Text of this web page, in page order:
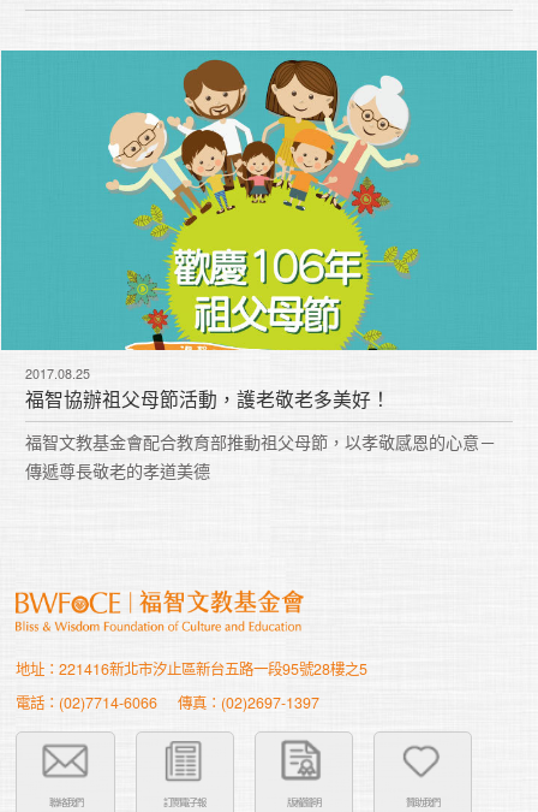
2017.08.25
福智協辦祖父母節活動，護老敬老多美好！
福智文教基金會配合教育部推動祖父母節，以孝敬感恩的心意－
傳遞尊長敬老的孝道美德
地址：221416新北市汐止區新台五路一段95號28樓之5
電話：(02)7714-6066
傳真：(02)2697-1397
聯絡我們 訂閱電子報 版權聲明 贊助我們